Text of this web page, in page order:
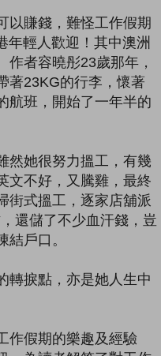
以賺錢，難怪工作假期
年輕人歡迎！其中澳洲
作者容曉彤23歲那年，
著23KG的行李，懷著
航班，開始了一年半的
然她很努力搵工，有幾
文不好，又騰雞，最終
街式搵工，逐家店舖派
還儲了不少血汗錢，豈
戶口。
轉捩點，亦是她人生中
作假期的樂趣及經驗